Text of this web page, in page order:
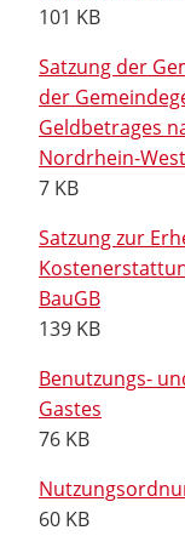
101 KB
Satzung der
der
Geldbetrages
Nordrhein-
7 KB
Satzung zur
BauGB
139 KB
Benutzungs-
Gastes
76 KB
60 KB